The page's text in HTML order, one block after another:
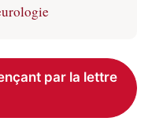
par la lettre